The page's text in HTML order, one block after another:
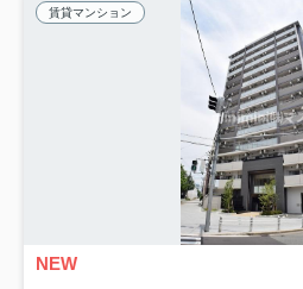
賃貸マンション
NEW